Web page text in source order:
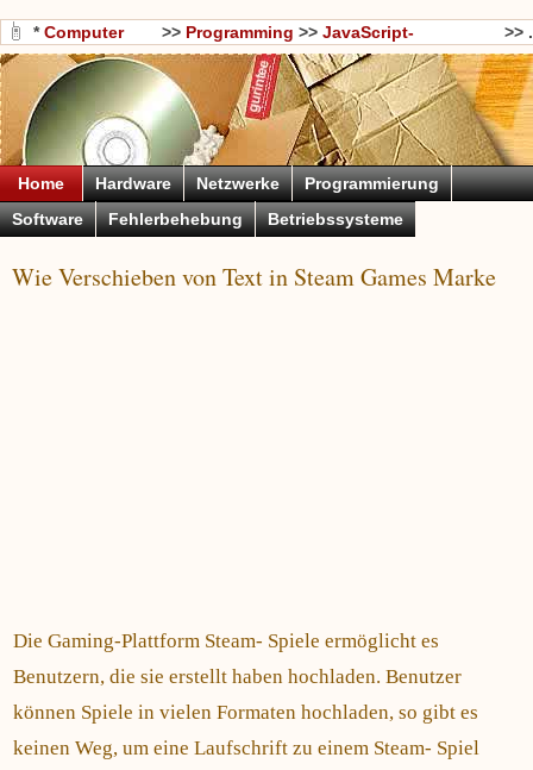
*Computer
Wissen
>> Programming >> JavaScript-
Programmierung
>> .
Home Hardware Netzwerke
Programmierung
Software
Fehlerbehebung Betriebssysteme
Wie Verschieben von Text in Steam Games Marke
Die Gaming-Plattform Steam- Spiele ermöglicht es
Benutzern, die sie erstellt haben hochladen. Benutzer
können Spiele in vielen Formaten hochladen, so gibt es
keinen Weg, um eine Laufschrift zu einem Steam- Spiel